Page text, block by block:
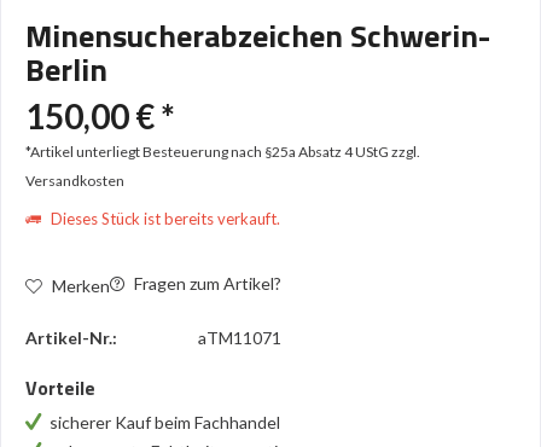
Minensucherabzeichen Schwerin-
Berlin
150,00 € *
*Artikel unterliegt Besteuerung nach §25a Absatz 4 UStG zzgl.
Versandkosten
Dieses Stück ist bereits verkauft.
Merken Fragen zum Artikel?
Artikel-Nr.: aTM11071
Vorteile
sicherer Kauf beim Fachhandel